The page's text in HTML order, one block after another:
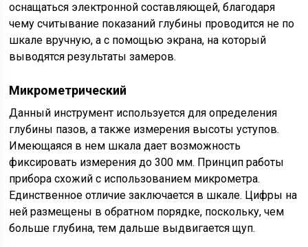
оснащаться электронной составляющей, благодаря
чему считывание показаний глубины проводится не по
шкале вручную, а с помощью экрана, на который
выводятся результаты замеров.
Микрометрический
Данный инструмент используется для определения
глубины пазов, а также измерения высоты уступов.
Имеющаяся в нем шкала дает возможность
фиксировать измерения до 300 мм. Принцип работы
прибора схожий с использованием микрометра.
Единственное отличие заключается в шкале. Цифры на
ней размещены в обратном порядке, поскольку, чем
больше глубина, тем дальше выдвигается щуп.